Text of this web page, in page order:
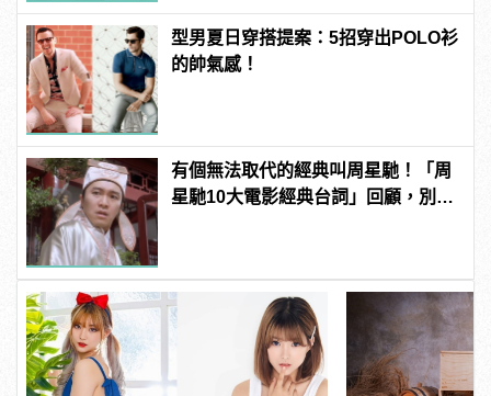
型男夏日穿搭提案：5招穿出POLO衫
的帥氣感！
有個無法取代的經典叫周星馳！「周
星馳10大電影經典台詞」回顧，別說